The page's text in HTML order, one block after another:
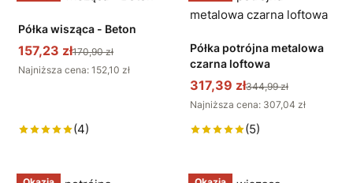
Półka wisząca - Beton
157,23 zł170,90 zł
Najniższa cena: 152,10 zł
(4)
Półka potrójna metalowa
czarna loftowa
317,39 zł344,99 zł
Najniższa cena: 307,04 zł
(5)